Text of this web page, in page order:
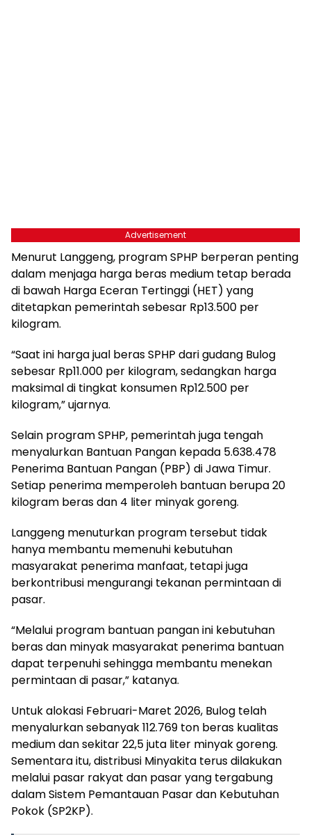
Advertisement
Menurut Langgeng, program SPHP berperan penting
dalam menjaga harga beras medium tetap berada
di bawah Harga Eceran Tertinggi (HET) yang
ditetapkan pemerintah sebesar Rp13.500 per
kilogram.
“Saat ini harga jual beras SPHP dari gudang Bulog
sebesar Rp11.000 per kilogram, sedangkan harga
maksimal di tingkat konsumen Rp12.500 per
kilogram,” ujarnya.
Selain program SPHP, pemerintah juga tengah
menyalurkan Bantuan Pangan kepada 5.638.478
Penerima Bantuan Pangan (PBP) di Jawa Timur.
Setiap penerima memperoleh bantuan berupa 20
kilogram beras dan 4 liter minyak goreng.
Langgeng menuturkan program tersebut tidak
hanya membantu memenuhi kebutuhan
masyarakat penerima manfaat, tetapi juga
berkontribusi mengurangi tekanan permintaan di
pasar.
“Melalui program bantuan pangan ini kebutuhan
beras dan minyak masyarakat penerima bantuan
dapat terpenuhi sehingga membantu menekan
permintaan di pasar,” katanya.
Untuk alokasi Februari-Maret 2026, Bulog telah
menyalurkan sebanyak 112.769 ton beras kualitas
medium dan sekitar 22,5 juta liter minyak goreng.
Sementara itu, distribusi Minyakita terus dilakukan
melalui pasar rakyat dan pasar yang tergabung
dalam Sistem Pemantauan Pasar dan Kebutuhan
Pokok (SP2KP).